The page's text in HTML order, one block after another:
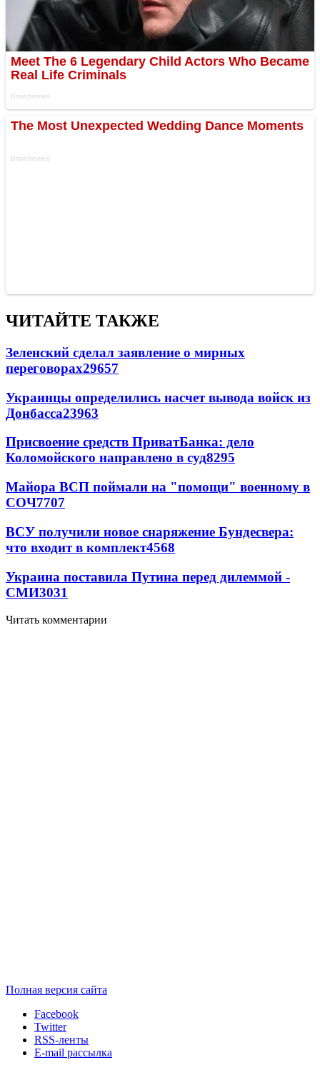
ЧИТАЙТЕ ТАКЖЕ
Зеленский сделал заявление о мирных
переговорах29657
Украинцы определились насчет вывода войск из
Донбасса23963
Присвоение средств ПриватБанка: дело
Коломойского направлено в суд8295
Майора ВСП поймали на "помощи" военному в
СОЧ7707
ВСУ получили новое снаряжение Бундесвера:
что входит в комплект4568
Украина поставила Путина перед дилеммой -
СМИ3031
Читать комментарии
Полная версия сайта
Facebook
Twitter
RSS-ленты
E-mail рассылка